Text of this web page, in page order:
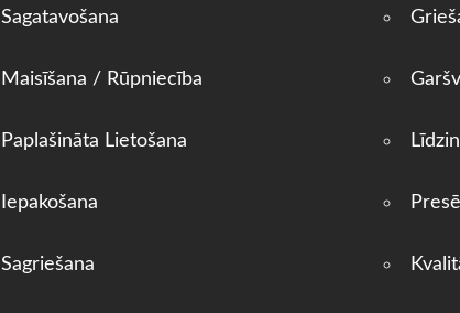
Sagatavošana
Maisīšana / Rūpniecība
Paplašināta Lietošana
Iepakošana
Sagriešana